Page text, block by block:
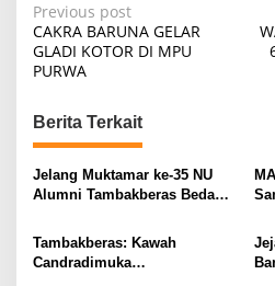
P
o
s
t
n
a
v
i
g
Previous post
CAKRA BARUNA GELAR
GLADI KOTOR DI MPU
PURWA
Berita Terkait
Jelang Muktamar ke-35 NU
Alumni Tambakberas Bedah
Tambakberas: Kawah
Candradimuka